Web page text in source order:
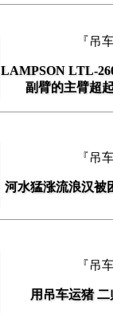
『吊
LAMPSON LTL-
副臂的主臂超
『吊
河水猛涨流浪汉被
『吊
用吊车运猪